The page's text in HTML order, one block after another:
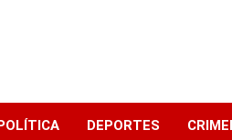
DEPORTES